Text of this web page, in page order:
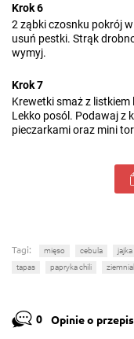
Krok 6
2 ząbki czosnku pokrój
usuń pestki. Strąk
wymyj.
Krok 7
Krewetki smaż z
Lekko posól. Podawaj z
pieczarkami oraz mini
Tagi: mięso cebula jajka
tapas
papryka chili
0 Opinie o